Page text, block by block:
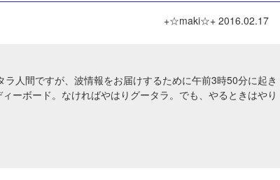
+☆maki☆+ 2016.02.17
間ですが、波情報をお届けするために午前3時50分に起き
ーボード。なければやはりグータラ。でも、やるときはやり